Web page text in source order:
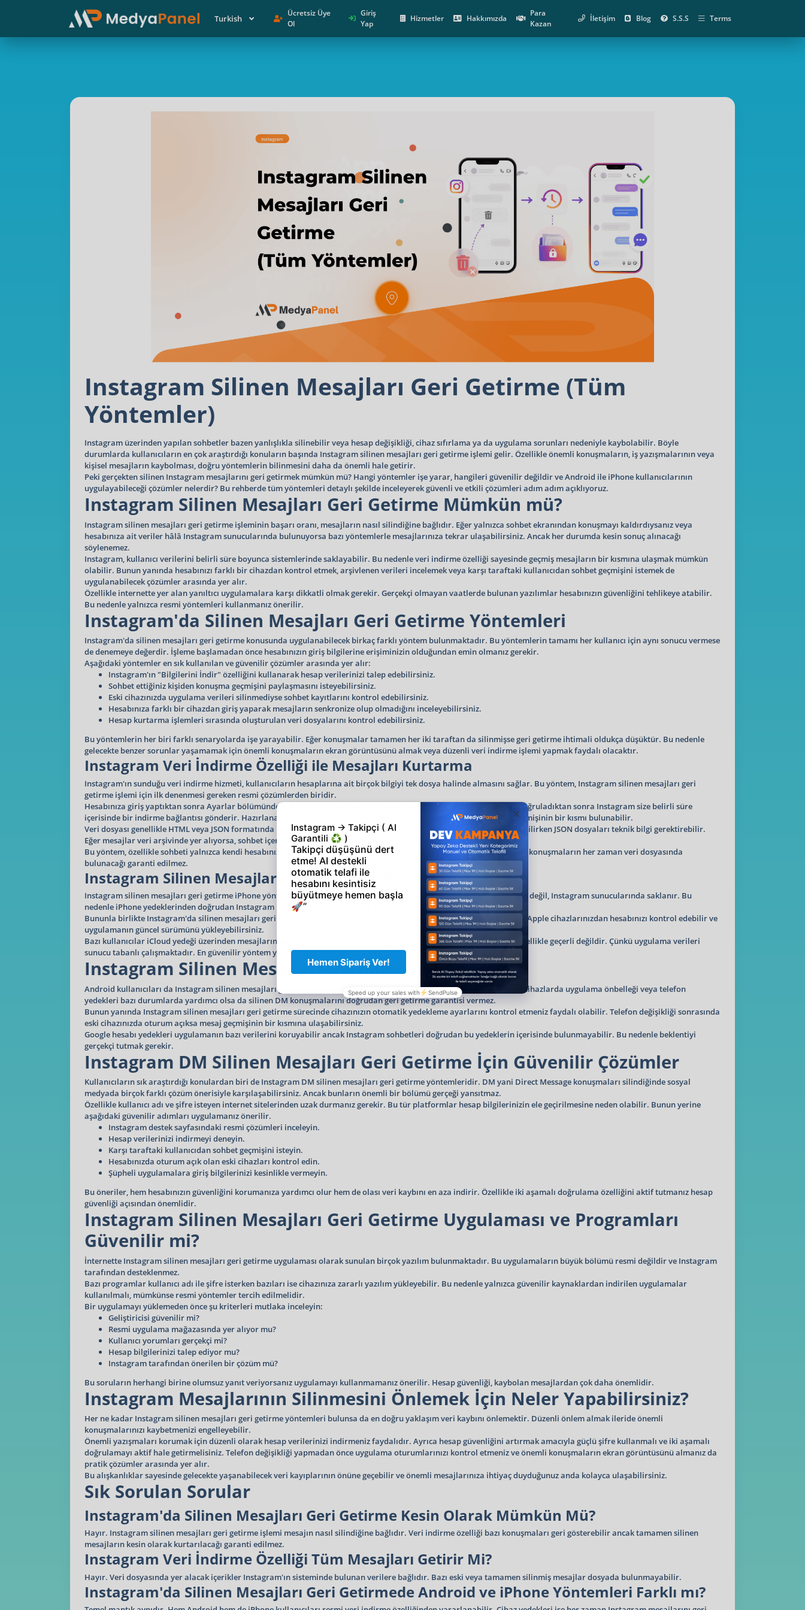
Turkish
Ücretsiz Üye
Ol
Giriş
Yap
Hizmetler Hakkımızda
Para
Kazan
İletişim Blog S.S.S Terms
Instagram Silinen Mesajları Geri Getirme (Tüm
Yöntemler)
Instagram üzerinden yapılan sohbetler bazen yanlışlıkla silinebilir veya hesap değişikliği, cihaz sıfırlama ya da uygulama sorunları nedeniyle kaybolabilir. Böyle
durumlarda kullanıcıların en çok araştırdığı konuların başında Instagram silinen mesajları geri getirme işlemi gelir. Özellikle önemli konuşmaların, iş yazışmalarının veya
kişisel mesajların kaybolması, doğru yöntemlerin bilinmesini daha da önemli hale getirir.
Peki gerçekten silinen Instagram mesajlarını geri getirmek mümkün mü? Hangi yöntemler işe yarar, hangileri güvenilir değildir ve Android ile iPhone kullanıcılarının
uygulayabileceği çözümler nelerdir? Bu rehberde tüm yöntemleri detaylı şekilde inceleyerek güvenli ve etkili çözümleri adım adım açıklıyoruz.
Instagram Silinen Mesajları Geri Getirme Mümkün mü?
Instagram silinen mesajları geri getirme işleminin başarı oranı, mesajların nasıl silindiğine bağlıdır. Eğer yalnızca sohbet ekranından konuşmayı kaldırdıysanız veya
hesabınıza ait veriler hâlâ Instagram sunucularında bulunuyorsa bazı yöntemlerle mesajlarınıza tekrar ulaşabilirsiniz. Ancak her durumda kesin sonuç alınacağı
söylenemez.
Instagram, kullanıcı verilerini belirli süre boyunca sistemlerinde saklayabilir. Bu nedenle veri indirme özelliği sayesinde geçmiş mesajların bir kısmına ulaşmak mümkün
olabilir. Bunun yanında hesabınızı farklı bir cihazdan kontrol etmek, arşivlenen verileri incelemek veya karşı taraftaki kullanıcıdan sohbet geçmişini istemek de
uygulanabilecek çözümler arasında yer alır.
Özellikle internette yer alan yanıltıcı uygulamalara karşı dikkatli olmak gerekir. Gerçekçi olmayan vaatlerde bulunan yazılımlar hesabınızın güvenliğini tehlikeye atabilir.
Bu nedenle yalnızca resmi yöntemleri kullanmanız önerilir.
Instagram'da Silinen Mesajları Geri Getirme Yöntemleri
Instagram'da silinen mesajları geri getirme konusunda uygulanabilecek birkaç farklı yöntem bulunmaktadır. Bu yöntemlerin tamamı her kullanıcı için aynı sonucu vermese
de denemeye değerdir. İşleme başlamadan önce hesabınızın giriş bilgilerine erişiminizin olduğundan emin olmanız gerekir.
Aşağıdaki yöntemler en sık kullanılan ve güvenilir çözümler arasında yer alır:
Instagram'ın "Bilgilerini İndir" özelliğini kullanarak hesap verilerinizi talep edebilirsiniz.
Sohbet ettiğiniz kişiden konuşma geçmişini paylaşmasını isteyebilirsiniz.
Eski cihazınızda uygulama verileri silinmediyse sohbet kayıtlarını kontrol edebilirsiniz.
Hesabınıza farklı bir cihazdan giriş yaparak mesajların senkronize olup olmadığını inceleyebilirsiniz.
Hesap kurtarma işlemleri sırasında oluşturulan veri dosyalarını kontrol edebilirsiniz.
Bu yöntemlerin her biri farklı senaryolarda işe yarayabilir. Eğer konuşmalar tamamen her iki taraftan da silinmişse geri getirme ihtimali oldukça düşüktür. Bu nedenle
gelecekte benzer sorunlar yaşamamak için önemli konuşmaların ekran görüntüsünü almak veya düzenli veri indirme işlemi yapmak faydalı olacaktır.
Instagram Veri İndirme Özelliği ile Mesajları Kurtarma
Instagram'ın sunduğu veri indirme hizmeti, kullanıcıların hesaplarına ait birçok bilgiyi tek dosya halinde almasını sağlar. Bu yöntem, Instagram silinen mesajları geri
getirme işlemi için ilk denenmesi gereken resmi çözümlerden biridir.
Hesabınıza giriş yaptıktan sonra Ayarlar bölümünden "Bilgilerini İndir" seçeneğine ulaşabilirsiniz. E-posta adresinizi doğruladıktan sonra Instagram size belirli süre
içerisinde bir indirme bağlantısı gönderir. Hazırlanan dosya içerisinde fotoğraflar, videolar, profil bilgileri ve mesaj geçmişinin bir kısmı bulunabilir.
Veri dosyası genellikle HTML veya JSON formatında hazırlanır. HTML dosyaları tarayıcı üzerinden kolayca görüntülenebilirken JSON dosyaları teknik bilgi gerektirebilir.
Eğer mesajlar veri arşivinde yer alıyorsa, sohbet içeriklerini tarih sırasına göre inceleyebilirsiniz.
Bu yöntem, özellikle sohbeti yalnızca kendi hesabınızdan kaldırdıysanız başarılı sonuç verebilir. Ancak tamamen silinen konuşmaların her zaman veri dosyasında
bulunacağı garanti edilmez.
Instagram Silinen Mesajları Geri Getirme iPhone
Instagram silinen mesajları geri getirme iPhone yöntemleri büyük ölçüde Android ile benzerdir. Çünkü mesajlar cihazda değil, Instagram sunucularında saklanır. Bu
nedenle iPhone yedeklerinden doğrudan Instagram mesajlarını geri yüklemek çoğu zaman mümkün değildir.
Bununla birlikte Instagram'da silinen mesajları geri getirme iPhone işlemi için veri indirme özelliğini kullanabilir, farklı Apple cihazlarınızdan hesabınızı kontrol edebilir ve
uygulamanın güncel sürümünü yükleyebilirsiniz.
Bazı kullanıcılar iCloud yedeği üzerinden mesajların geri geleceğini düşünse de bu yöntem Instagram sohbetleri için genellikle geçerli değildir. Çünkü uygulama verileri
sunucu tabanlı çalışmaktadır. En güvenilir yöntem yine Instagram'ın resmi veri indirme hizmetidir.
Instagram Silinen Mesajları Geri Getirme Android
Android kullanıcıları da Instagram silinen mesajları geri getirme android yöntemlerini sıkça araştırmaktadır. Android cihazlarda uygulama önbelleği veya telefon
yedekleri bazı durumlarda yardımcı olsa da silinen DM konuşmalarını doğrudan geri getirme garantisi vermez.
Bunun yanında Instagram silinen mesajları geri getirme sürecinde cihazınızın otomatik yedekleme ayarlarını kontrol etmeniz faydalı olabilir. Telefon değişikliği sonrasında
eski cihazınızda oturum açıksa mesaj geçmişinin bir kısmına ulaşabilirsiniz.
Google hesabı yedekleri uygulamanın bazı verilerini koruyabilir ancak Instagram sohbetleri doğrudan bu yedeklerin içerisinde bulunmayabilir. Bu nedenle beklentiyi
gerçekçi tutmak gerekir.
Instagram DM Silinen Mesajları Geri Getirme İçin Güvenilir Çözümler
Kullanıcıların sık araştırdığı konulardan biri de Instagram DM silinen mesajları geri getirme yöntemleridir. DM yani Direct Message konuşmaları silindiğinde sosyal
medyada birçok farklı çözüm önerisiyle karşılaşabilirsiniz. Ancak bunların önemli bir bölümü gerçeği yansıtmaz.
Özellikle kullanıcı adı ve şifre isteyen internet sitelerinden uzak durmanız gerekir. Bu tür platformlar hesap bilgilerinizin ele geçirilmesine neden olabilir. Bunun yerine
aşağıdaki güvenilir adımları uygulamanız önerilir.
Instagram destek sayfasındaki resmi çözümleri inceleyin.
Hesap verilerinizi indirmeyi deneyin.
Karşı taraftaki kullanıcıdan sohbet geçmişini isteyin.
Hesabınızda oturum açık olan eski cihazları kontrol edin.
Şüpheli uygulamalara giriş bilgilerinizi kesinlikle vermeyin.
Bu öneriler, hem hesabınızın güvenliğini korumanıza yardımcı olur hem de olası veri kaybını en aza indirir. Özellikle iki aşamalı doğrulama özelliğini aktif tutmanız hesap
güvenliği açısından önemlidir.
Instagram Silinen Mesajları Geri Getirme Uygulaması ve Programları
Güvenilir mi?
İnternette Instagram silinen mesajları geri getirme uygulaması olarak sunulan birçok yazılım bulunmaktadır. Bu uygulamaların büyük bölümü resmi değildir ve Instagram
tarafından desteklenmez.
Bazı programlar kullanıcı adı ile şifre isterken bazıları ise cihazınıza zararlı yazılım yükleyebilir. Bu nedenle yalnızca güvenilir kaynaklardan indirilen uygulamalar
kullanılmalı, mümkünse resmi yöntemler tercih edilmelidir.
Bir uygulamayı yüklemeden önce şu kriterleri mutlaka inceleyin:
Geliştiricisi güvenilir mi?
Resmi uygulama mağazasında yer alıyor mu?
Kullanıcı yorumları gerçekçi mi?
Hesap bilgilerinizi talep ediyor mu?
Instagram tarafından önerilen bir çözüm mü?
Bu soruların herhangi birine olumsuz yanıt veriyorsanız uygulamayı kullanmamanız önerilir. Hesap güvenliği, kaybolan mesajlardan çok daha önemlidir.
Instagram Mesajlarının Silinmesini Önlemek İçin Neler Yapabilirsiniz?
Her ne kadar Instagram silinen mesajları geri getirme yöntemleri bulunsa da en doğru yaklaşım veri kaybını önlemektir. Düzenli önlem almak ileride önemli
konuşmalarınızı kaybetmenizi engelleyebilir.
Önemli yazışmaları korumak için düzenli olarak hesap verilerinizi indirmeniz faydalıdır. Ayrıca hesap güvenliğini artırmak amacıyla güçlü şifre kullanmalı ve iki aşamalı
doğrulamayı aktif hale getirmelisiniz. Telefon değişikliği yapmadan önce uygulama oturumlarınızı kontrol etmeniz ve önemli konuşmaların ekran görüntüsünü almanız da
pratik çözümler arasında yer alır.
Bu alışkanlıklar sayesinde gelecekte yaşanabilecek veri kayıplarının önüne geçebilir ve önemli mesajlarınıza ihtiyaç duyduğunuz anda kolayca ulaşabilirsiniz.
Sık Sorulan Sorular
Instagram'da Silinen Mesajları Geri Getirme Kesin Olarak Mümkün Mü?
Hayır. Instagram silinen mesajları geri getirme işlemi mesajın nasıl silindiğine bağlıdır. Veri indirme özelliği bazı konuşmaları geri gösterebilir ancak tamamen silinen
mesajların kesin olarak kurtarılacağı garanti edilmez.
Instagram Veri İndirme Özelliği Tüm Mesajları Getirir Mi?
Hayır. Veri dosyasında yer alacak içerikler Instagram'ın sisteminde bulunan verilere bağlıdır. Bazı eski veya tamamen silinmiş mesajlar dosyada bulunmayabilir.
Instagram'da Silinen Mesajları Geri Getirmede Android ve iPhone Yöntemleri Farklı mı?